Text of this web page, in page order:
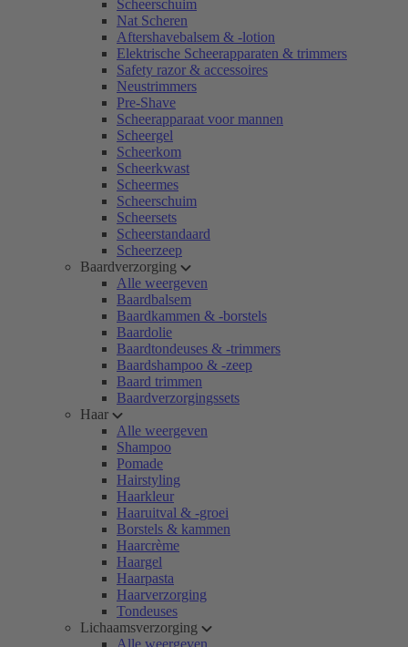
Scheerschuim
Nat Scheren
Aftershavebalsem & -lotion
Elektrische Scheerapparaten & trimmers
Safety razor & accessoires
Neustrimmers
Pre-Shave
Scheerapparaat voor mannen
Scheergel
Scheerkom
Scheerkwast
Scheermes
Scheerschuim
Scheersets
Scheerstandaard
Scheerzeep
Baardverzorging
Alle weergeven
Baardbalsem
Baardkammen & -borstels
Baardolie
Baardtondeuses & -trimmers
Baardshampoo & -zeep
Baard trimmen
Baardverzorgingssets
Haar
Alle weergeven
Shampoo
Pomade
Hairstyling
Haarkleur
Haaruitval & -groei
Borstels & kammen
Haarcrème
Haargel
Haarpasta
Haarverzorging
Tondeuses
Lichaamsverzorging
Alle weergeven